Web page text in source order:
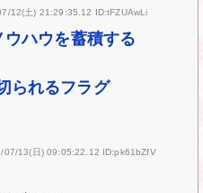
12(土) 21:29:35.12 ID:tFZUAwLi
ハウを蓄積する
られるフラグ
07/13(日) 09:05:22.12 ID:pk61bZfV